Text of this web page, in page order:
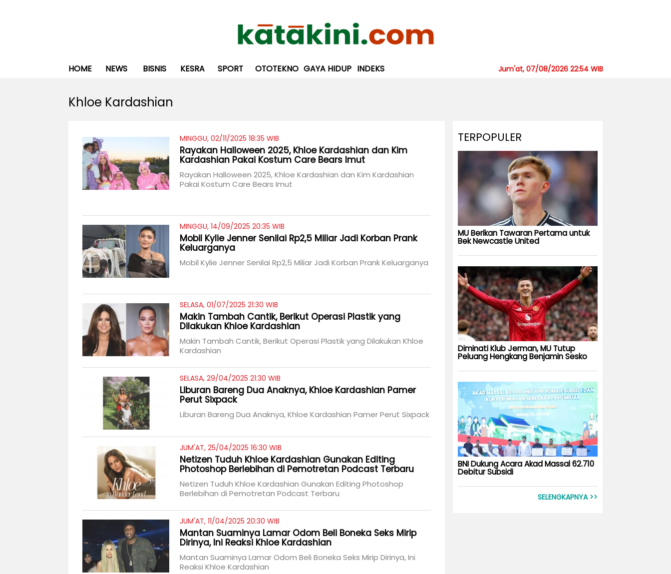
HOME NEWS BISNIS KESRA SPORT OTOTEKNO GAYA HIDUP INDEKS Jum'at, 07/08/2026 22:54 WIB
Khloe Kardashian
MINGGU, 02/11/2025 18:35 WIB
Rayakan Halloween 2025, Khloe Kardashian dan Kim
Kardashian Pakai Kostum Care Bears Imut
Rayakan Halloween 2025, Khloe Kardashian dan Kim Kardashian
Pakai Kostum Care Bears Imut
MINGGU, 14/09/2025 20:35 WIB
Mobil Kylie Jenner Senilai Rp2,5 Miliar Jadi Korban Prank
Keluarganya
Mobil Kylie Jenner Senilai Rp2,5 Miliar Jadi Korban Prank Keluarganya
SELASA, 01/07/2025 21:30 WIB
Makin Tambah Cantik, Berikut Operasi Plastik yang
Dilakukan Khloe Kardashian
Makin Tambah Cantik, Berikut Operasi Plastik yang Dilakukan Khloe
Kardashian
SELASA, 29/04/2025 21:30 WIB
Liburan Bareng Dua Anaknya, Khloe Kardashian Pamer
Perut Sixpack
Liburan Bareng Dua Anaknya, Khloe Kardashian Pamer Perut Sixpack
JUM'AT, 25/04/2025 16:30 WIB
Netizen Tuduh Khloe Kardashian Gunakan Editing
Photoshop Berlebihan di Pemotretan Podcast Terbaru
Netizen Tuduh Khloe Kardashian Gunakan Editing Photoshop
Berlebihan di Pemotretan Podcast Terbaru
JUM'AT, 11/04/2025 20:30 WIB
Mantan Suaminya Lamar Odom Beli Boneka Seks Mirip
Dirinya, Ini Reaksi Khloe Kardashian
Mantan Suaminya Lamar Odom Beli Boneka Seks Mirip Dirinya, Ini
Reaksi Khloe Kardashian
TERPOPULER
MU Berikan Tawaran Pertama untuk
Bek Newcastle United
Diminati Klub Jerman, MU Tutup
Peluang Hengkang Benjamin Sesko
BNI Dukung Acara Akad Massal 62.710
Debitur Subsidi
SELENGKAPNYA >>